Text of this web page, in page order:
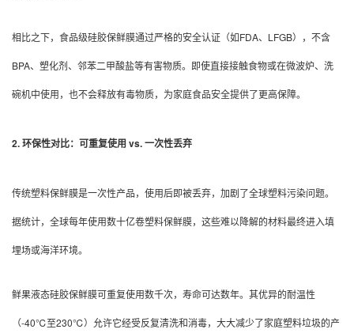
相比之下，食品级硅胶保鲜膜通过严格的安全认证（如FDA、LFGB），不含
BPA、塑化剂、邻苯二甲酸盐等有害物质。即使直接接触食物或在微波炉、洗
碗机中使用，也不会释放有毒物质，为家庭食品安全提供了更高保障。
2. 环保性对比：可重复使用 vs. 一次性丢弃
传统塑料保鲜膜是一次性产品，使用后即被丢弃，加剧了全球塑料污染问题。
据统计，全球每年使用数十亿卷塑料保鲜膜，这些难以降解的材料最终进入填
埋场或海洋环境。
鲜果液态硅胶保鲜膜可重复使用数千次，寿命可达数年。其优异的耐温性
（-40℃至230℃）允许它经受反复清洗和消毒，大大减少了家庭塑料垃圾的产